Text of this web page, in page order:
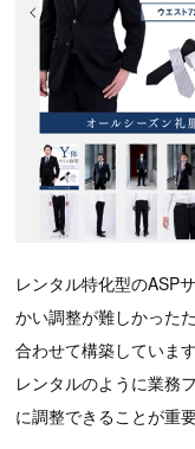
レンタル特化型のASP
かい調整が難しかった
合わせて構築しています
レンタルのように業務
に調整できることが重